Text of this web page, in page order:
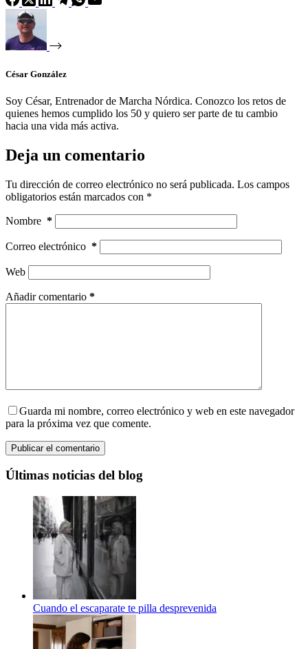
César González
Soy César, Entrenador de Marcha Nórdica. Conozco los retos de
quienes hemos cumplido los 50 y quiero ser parte de tu cambio
hacia una vida más activa.
Deja un comentario
Tu dirección de correo electrónico no será publicada. Los campos
obligatorios están marcados con *
Nombre *
Correo electrónico *
Web
Añadir comentario *
Guarda mi nombre, correo electrónico y web en este navegador
para la próxima vez que comente.
Publicar el comentario
Últimas noticias del blog
Cuando el escaparate te pilla desprevenida